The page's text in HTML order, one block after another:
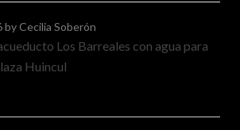
by Cecilia Soberón
Los Barreales con agua para
Huincul